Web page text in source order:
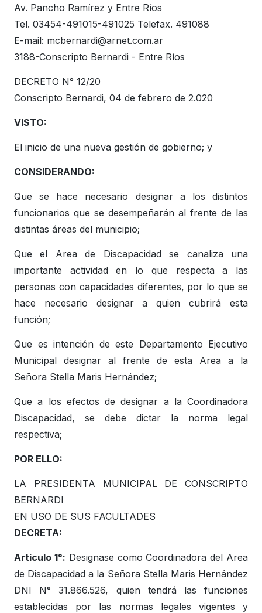
Av. Pancho Ramírez y Entre Ríos
Tel. 03454-491015-491025 Telefax. 491088
E-mail: mcbernardi@arnet.com.ar
3188-Conscripto Bernardi - Entre Ríos
DECRETO N° 12/20
Conscripto Bernardi, 04 de febrero de 2.020
VISTO:
El inicio de una nueva gestión de gobierno; y
CONSIDERANDO:
Que se hace necesario designar a los distintos
funcionarios que se desempeñarán al frente de las
distintas áreas del municipio;
Que el Area de Discapacidad se canaliza una
importante actividad en lo que respecta a las
personas con capacidades diferentes, por lo que se
hace necesario designar a quien cubrirá esta
función;
Que es intención de este Departamento Ejecutivo
Municipal designar al frente de esta Area a la
Señora Stella Maris Hernández;
Que a los efectos de designar a la Coordinadora
Discapacidad, se debe dictar la norma legal
respectiva;
POR ELLO:
LA PRESIDENTA MUNICIPAL DE CONSCRIPTO
BERNARDI
EN USO DE SUS FACULTADES
DECRETA:
Artículo 1°: Designase como Coordinadora del Area
de Discapacidad a la Señora Stella Maris Hernández
DNI N° 31.866.526, quien tendrá las funciones
establecidas por las normas legales vigentes y